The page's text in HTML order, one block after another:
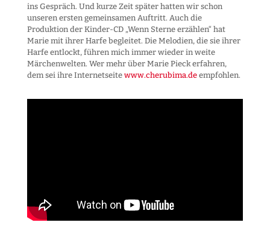
ins Gespräch. Und kurze Zeit später hatten wir schon
unseren ersten gemeinsamen Auftritt. Auch die
Produktion der Kinder-CD „Wenn Sterne erzählen“ hat
Marie mit ihrer Harfe begleitet. Die Melodien, die sie ihrer
Harfe entlockt, führen mich immer wieder in weite
Märchenwelten. Wer mehr über Marie Pieck erfahren,
dem sei ihre Internetseite www.cherubima.deempfohlen.